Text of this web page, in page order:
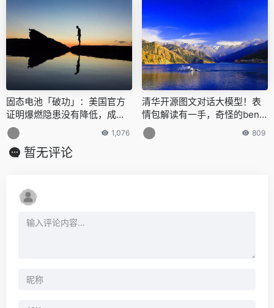
固态电池「破功」：美国官方
证明爆燃隐患没有降低，成本
也降不下来
1,076
清华开源图文对话大模型！表
情包解读有一手，奇怪的benc
hmark增加了
809
暂无评论